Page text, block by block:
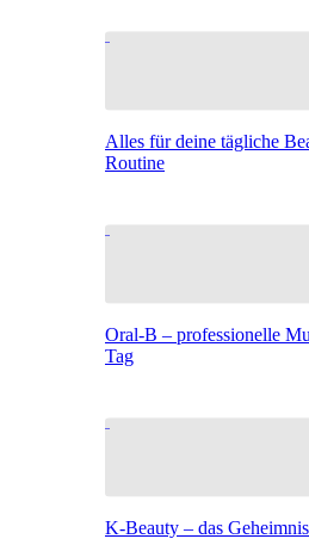
Alles für deine tägliche
Routine
Oral-B – professionelle
Tag
K-Beauty – das